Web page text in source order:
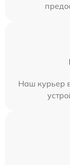
Наш курьер